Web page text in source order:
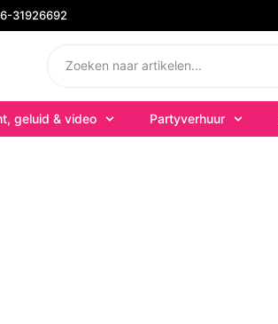
31926692
geluid & video Partyverhuur